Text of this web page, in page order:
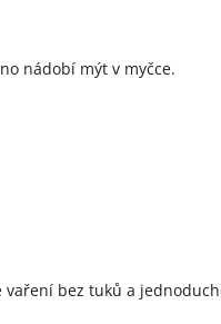
nádobí mýt v myčce.
bez tuků a